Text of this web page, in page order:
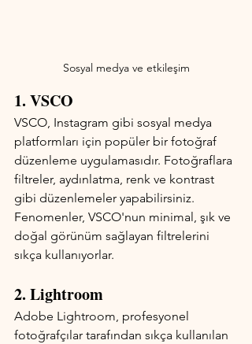
Sosyal medya ve etkileşim
1. VSCO
VSCO, Instagram gibi sosyal medya
platformları için popüler bir fotoğraf
düzenleme uygulamasıdır. Fotoğraflara
filtreler, aydınlatma, renk ve kontrast
gibi düzenlemeler yapabilirsiniz.
Fenomenler, VSCO'nun minimal, şık ve
doğal görünüm sağlayan filtrelerini
sıkça kullanıyorlar.
2. Lightroom
Adobe Lightroom, profesyonel
fotoğrafçılar tarafından sıkça kullanılan